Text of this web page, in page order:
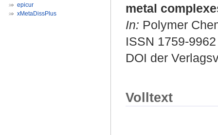
epicur
xMetaDissPlus
metal
In: Polymer
ISSN 1759-9962
DOI der
Volltext